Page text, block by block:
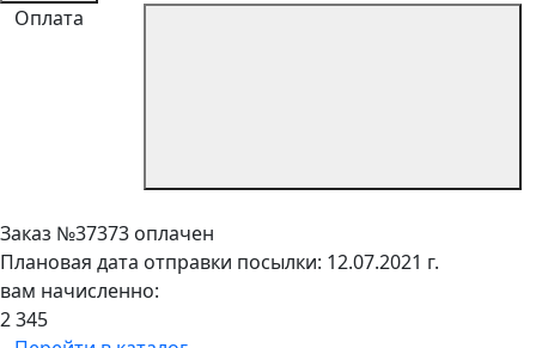
Оплата
Заказ №37373 оплачен
Плановая дата отправки посылки: 12.07.2021 г.
вам начисленно:
2 345